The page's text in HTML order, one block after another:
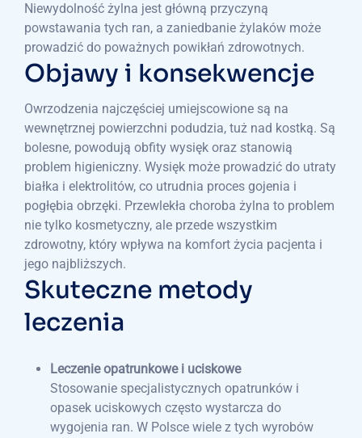
Niewydolność żylna jest główną przyczyną
powstawania tych ran, a zaniedbanie żylaków może
prowadzić do poważnych powikłań zdrowotnych.
Objawy i konsekwencje
Owrzodzenia najczęściej umiejscowione są na
wewnętrznej powierzchni podudzia, tuż nad kostką. Są
bolesne, powodują obfity wysięk oraz stanowią
problem higieniczny. Wysięk może prowadzić do utraty
białka i elektrolitów, co utrudnia proces gojenia i
pogłębia obrzęki. Przewlekła choroba żylna to problem
nie tylko kosmetyczny, ale przede wszystkim
zdrowotny, który wpływa na komfort życia pacjenta i
jego najbliższych.
Skuteczne metody
leczenia
Leczenie opatrunkowe i uciskowe
Stosowanie specjalistycznych opatrunków i
opasek uciskowych często wystarcza do
wygojenia ran. W Polsce wiele z tych wyrobów